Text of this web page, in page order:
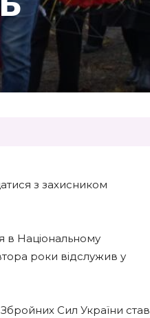
з захисником
в Національному
роки відслужив у
Сил України став